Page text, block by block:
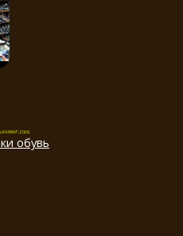
КАЗАКИ", 2026.
и обувь